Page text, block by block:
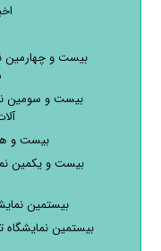
بیست و چهارمین
بیست و سومین
بیست و
بیست و یکمین
بیستمین
بیستمین